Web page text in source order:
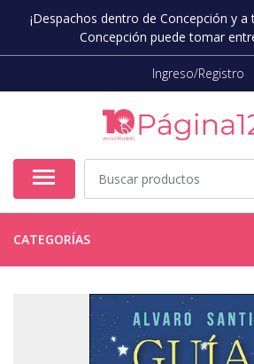
¡Despachos dentro de Concepción y a
Concepción puede tomar
Ingreso/Registro
CATEGORÍAS